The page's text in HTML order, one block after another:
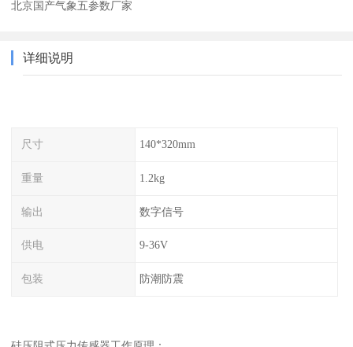
北京国产气象五参数厂家
详细说明
尺寸 140*320mm
重量 1.2kg
输出 数字信号
供电 9-36V
包装 防潮防震